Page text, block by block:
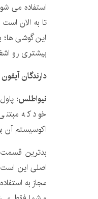
استفاده می
تا به الان
این گوشی
بیشتری رو
دارندگان
نیواطلس:
خود که
اکوسیستم آن
بدترین
اصلی این است
مجاز به